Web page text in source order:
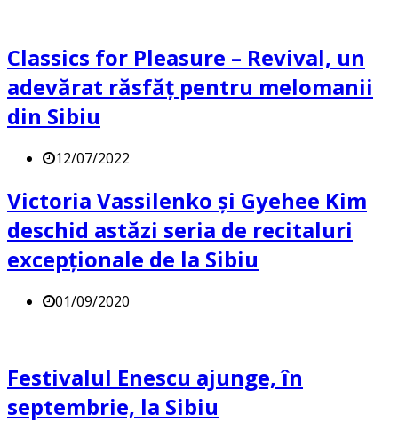
Classics for Pleasure – Revival, un
adevărat răsfăț pentru melomanii
din Sibiu
12/07/2022
Victoria Vassilenko și Gyehee Kim
deschid astăzi seria de recitaluri
excepționale de la Sibiu
01/09/2020
Festivalul Enescu ajunge, în
septembrie, la Sibiu